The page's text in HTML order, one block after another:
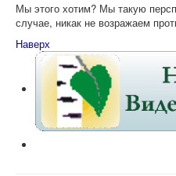
Мы этого хотим? Мы такую
случае, никак не возражаем
Наверх